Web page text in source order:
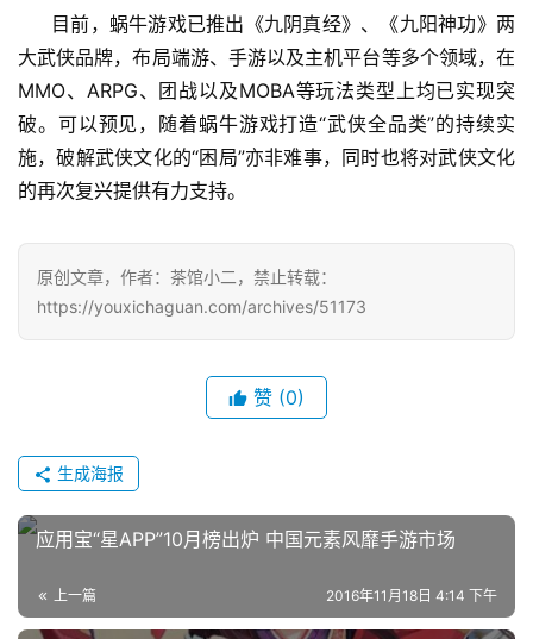
中
文
(
中
国
)
目前，蜗牛游戏已推出《九阴真经》、《九阳神功》两
大武侠品牌，布局端游、手游以及主机平台等多个领域，在
MMO、ARPG、团战以及MOBA等玩法类型上均已实现突
破。可以预见，随着蜗牛游戏打造“武侠全品类”的持续实
施，破解武侠文化的“困局”亦非难事，同时也将对武侠文化
的再次复兴提供有力支持。
原创文章，作者：茶馆小二，禁止转载：
https://youxichaguan.com/archives/51173
赞 (0)
生成海报
应用宝“星APP”10月榜出炉 中国元素风靡手游市场
上一篇 2016年11月18日 4:14 下午